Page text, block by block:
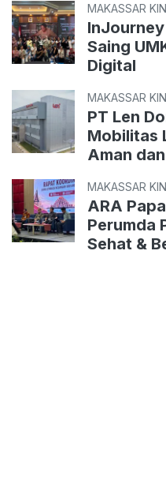
MAKASSAR
Saing
Digital
MAKASSAR
PT Len
Mobilitas
Aman
MAKASSAR
ARA
Perumda
Sehat &